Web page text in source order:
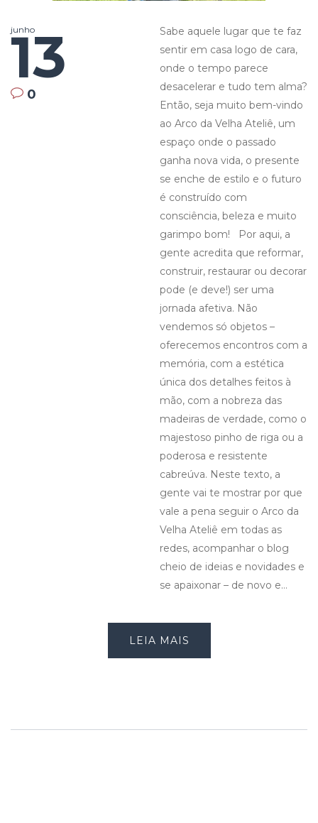
junho
13
0
Sabe aquele lugar que te faz
sentir em casa logo de cara,
onde o tempo parece
desacelerar e tudo tem alma?
Então, seja muito bem-vindo
ao Arco da Velha Ateliê, um
espaço onde o passado
ganha nova vida, o presente
se enche de estilo e o futuro
é construído com
consciência, beleza e muito
garimpo bom! Por aqui, a
gente acredita que reformar,
construir, restaurar ou decorar
pode (e deve!) ser uma
jornada afetiva. Não
vendemos só objetos –
oferecemos encontros com a
memória, com a estética
única dos detalhes feitos à
mão, com a nobreza das
madeiras de verdade, como o
majestoso pinho de riga ou a
poderosa e resistente
cabreúva. Neste texto, a
gente vai te mostrar por que
vale a pena seguir o Arco da
Velha Ateliê em todas as
redes, acompanhar o blog
cheio de ideias e novidades e
se apaixonar – de novo e…
LEIA MAIS